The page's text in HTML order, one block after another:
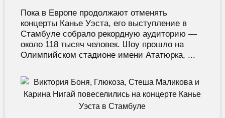
Пока в Европе продолжают отменять
концерты Канье Уэста, его выступление в
Стамбуле собрало рекордную аудиторию —
около 118 тысяч человек. Шоу прошло на
Олимпийском стадионе имени Ататюрка, ...